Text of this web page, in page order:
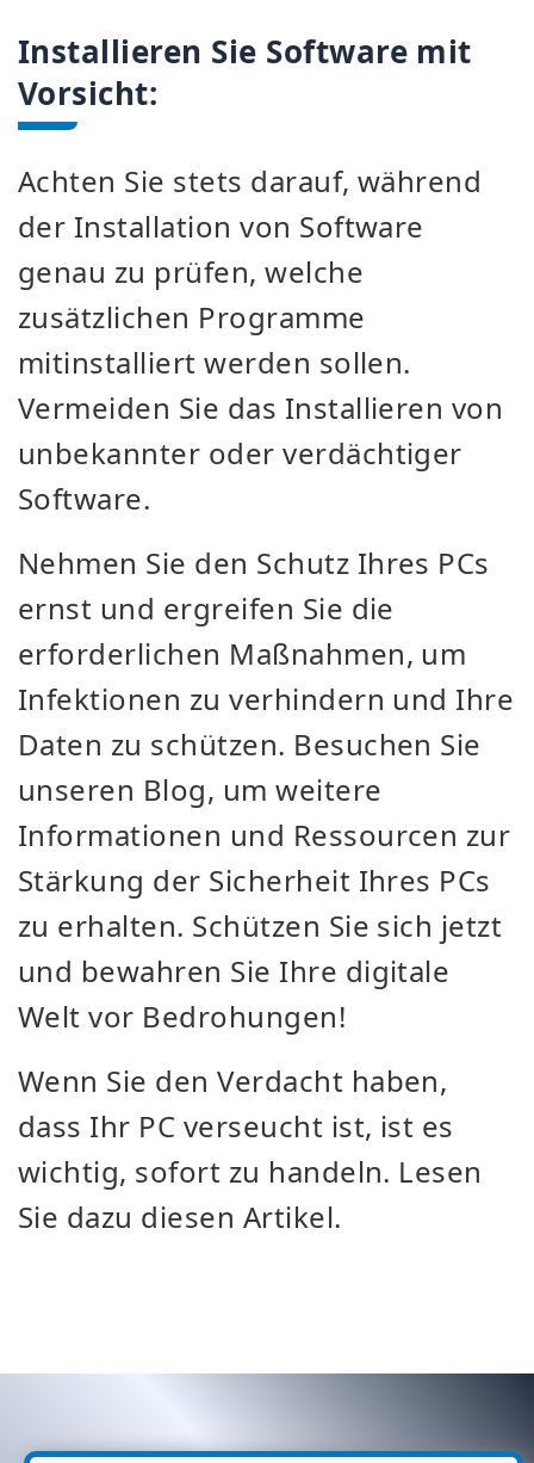
Installieren Sie Software mit
Vorsicht:
Achten Sie stets darauf, während
der Installation von Software
genau zu prüfen, welche
zusätzlichen Programme
mitinstalliert werden sollen.
Vermeiden Sie das Installieren von
unbekannter oder verdächtiger
Software.
Nehmen Sie den Schutz Ihres PCs
ernst und ergreifen Sie die
erforderlichen Maßnahmen, um
Infektionen zu verhindern und Ihre
Daten zu schützen. Besuchen Sie
unseren Blog, um weitere
Informationen und Ressourcen zur
Stärkung der Sicherheit Ihres PCs
zu erhalten. Schützen Sie sich jetzt
und bewahren Sie Ihre digitale
Welt vor Bedrohungen!
Wenn Sie den Verdacht haben,
dass Ihr PC verseucht ist, ist es
wichtig, sofort zu handeln. Lesen
Sie dazu diesen Artikel.